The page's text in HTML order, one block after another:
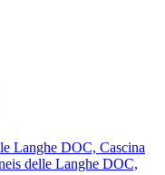
Langhe DOC, Cascina
delle Langhe DOC,